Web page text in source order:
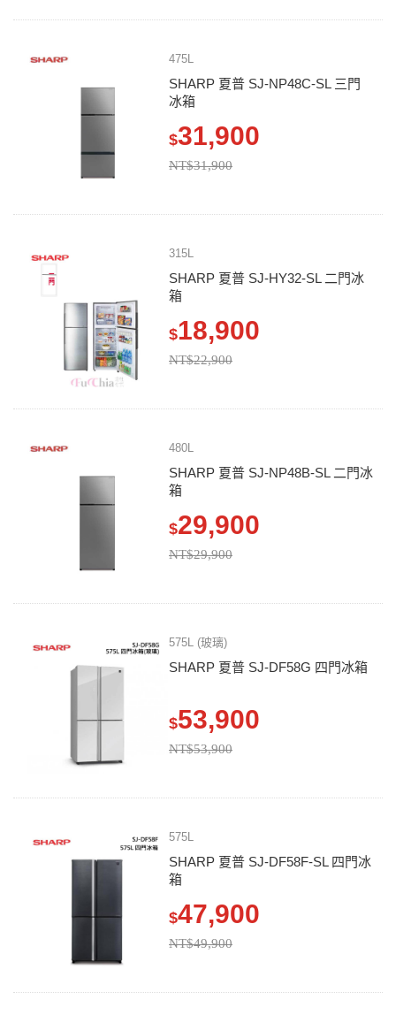
475L
SHARP 夏普 SJ-NP48C-SL 三門
冰箱
$31,900
NT$31,900
315L
SHARP 夏普 SJ-HY32-SL 二門冰
箱
$18,900
NT$22,900
480L
SHARP 夏普 SJ-NP48B-SL 二門冰
箱
$29,900
NT$29,900
575L (玻璃)
SHARP 夏普 SJ-DF58G 四門冰箱
$53,900
NT$53,900
575L
SHARP 夏普 SJ-DF58F-SL 四門冰
箱
$47,900
NT$49,900